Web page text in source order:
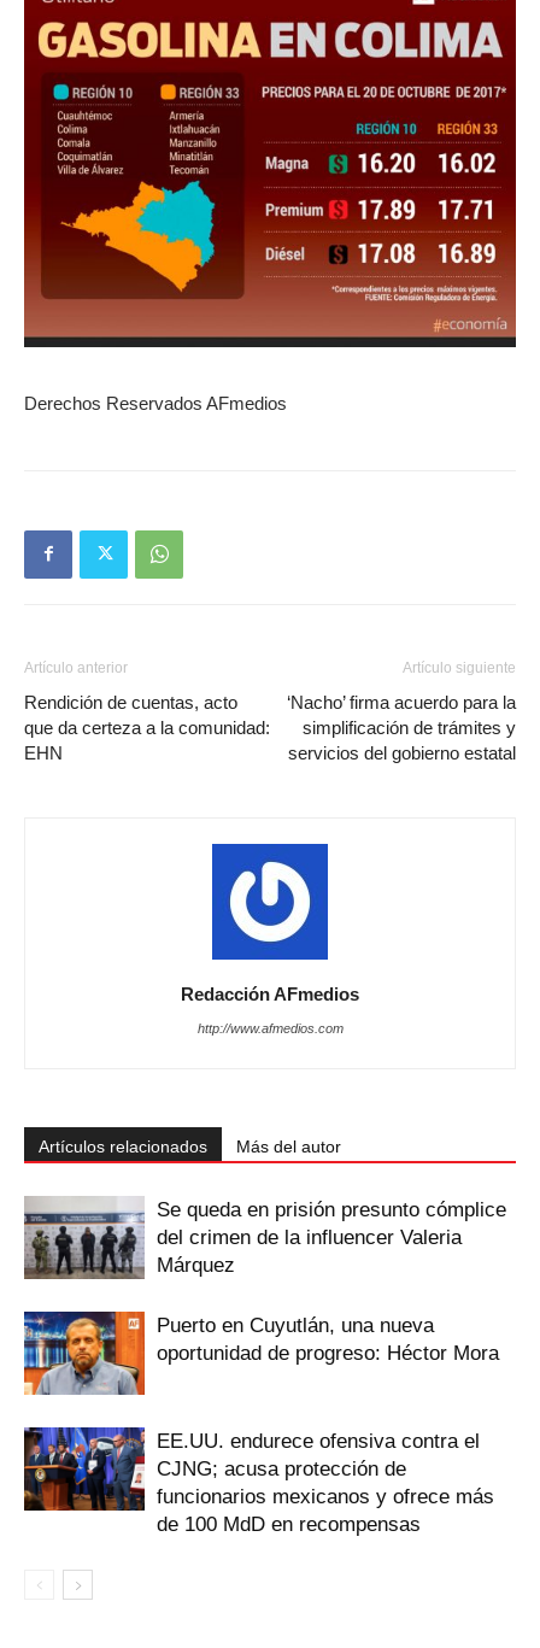
Derechos Reservados AFmedios
Artículo anterior
Rendición de cuentas, acto
que da certeza a la comunidad:
EHN
Artículo siguiente
‘Nacho’ firma acuerdo para la
simplificación de trámites y
servicios del gobierno estatal
Redacción AFmedios
http://www.afmedios.com
Artículos relacionados Más del autor
Se queda en prisión presunto cómplice
del crimen de la influencer Valeria
Márquez
Puerto en Cuyutlán, una nueva
oportunidad de progreso: Héctor Mora
EE.UU. endurece ofensiva contra el
CJNG; acusa protección de
funcionarios mexicanos y ofrece más
de 100 MdD en recompensas